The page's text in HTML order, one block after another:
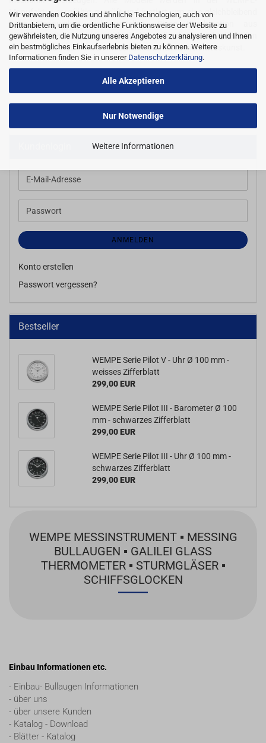
Wir verwenden Cookies und ähnliche Technologien, auch von
Drittanbietern, um die ordentliche Funktionsweise der Website zu
gewährleisten, die Nutzung unseres Angebotes zu analysieren und Ihnen
ein bestmögliches Einkaufserlebnis bieten zu können. Weitere
Informationen finden Sie in unserer Datenschutzerklärung.
Alle Akzeptieren
Nur Notwendige
Weitere Informationen
Manufaktur sorgfältig geprüft und justiert, um eine gleichbleibend
hohe Genauigkeit sicherzustellen. Diese Kombination aus
technischer Präzision und ästhetischer Vollendung macht die Serien
PILOT III und V zu wahren Klassikern der nautischen Messkunst.
E-
Mail-
Adresse
Passwort
ANMELDEN
Konto erstellen
Passwort vergessen?
Bestseller
WEMPE Serie Pilot V - Uhr Ø 100 mm -
weisses Zifferblatt
299,00 EUR
WEMPE Serie Pilot III - Barometer Ø 100
mm - schwarzes Zifferblatt
299,00 EUR
WEMPE Serie Pilot III - Uhr Ø 100 mm -
schwarzes Zifferblatt
299,00 EUR
WEMPE MESSINSTRUMENT ▪ MESSING
BULLAUGEN ▪ GALILEI GLASS
THERMOMETER ▪ STURMGLÄSER ▪
SCHIFFSGLOCKEN
Einbau Informationen etc.
- Einbau- Bullaugen Informationen
- über uns
- über unsere Kunden
- Katalog - Download
- Blätter - Katalog